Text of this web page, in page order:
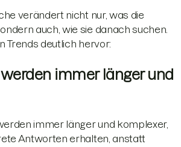
verändert nicht nur, was die
auch, wie sie danach suchen.
Trends deutlich hervor:
immer länger und
immer länger und komplexer,
Antworten erhalten, anstatt